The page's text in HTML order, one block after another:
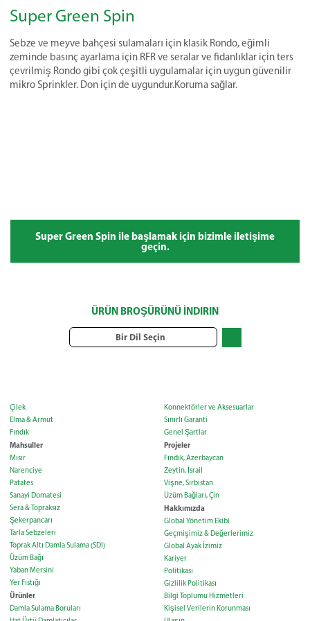
Super Green Spin
Sebze ve meyve bahçesi sulamaları için klasik Rondo, eğimli
zeminde basınç ayarlama için RFR ve seralar ve fidanlıklar için ters
çevrilmiş Rondo gibi çok çeşitli uygulamalar için uygun güvenilir
mikro Sprinkler. Don için de uygundur.Koruma sağlar.
Super Green Spin ile başlamak için bizimle iletişime
geçin.
ÜRÜN BROŞÜRÜNÜ İNDIRIN
Bir Dil Seçin
Çilek
Elma & Armut
Fındık
Mahsuller
Mısır
Narenciye
Patates
Sanayi Domatesi
Sera & Topraksız
Şekerpancarı
Tarla Sebzeleri
Toprak Altı Damla Sulama (SDI)
Üzüm Bağı
Yaban Mersini
Yer Fıstığı
Ürünler
Damla Sulama Boruları
Konnektörler ve Aksesuarlar
Sınırlı Garanti
Genel Şartlar
Projeler
Fındık, Azerbaycan
Zeytin, İsrail
Vişne, Sırbistan
Üzüm Bağları, Çin
Hakkımızda
Global Yönetim Ekibi
Geçmişimiz & Değerlerimiz
Global Ayak İzimiz
Kariyer
Politikası
Gizlilik Politikası
Bilgi Toplumu Hizmetleri
Kişisel Verilerin Korunması